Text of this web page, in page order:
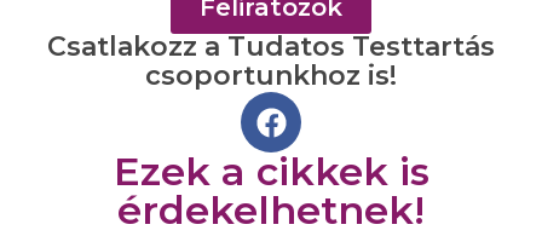
Feliratozok
Csatlakozz a Tudatos Testtartás
csoportunkhoz is!
Ezek a cikkek is
érdekelhetnek!